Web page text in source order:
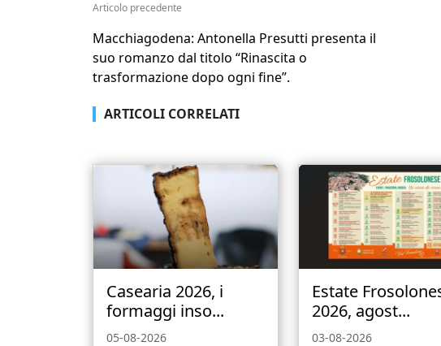
Articolo precedente
Macchiagodena: Antonella Presutti presenta il
suo romanzo dal titolo “Rinascita o
trasformazione dopo ogni fine”.
ARTICOLI CORRELATI
Casearia 2026, i
formaggi inso...
05-08-2026
Estate
2026, agost...
03-08-2026